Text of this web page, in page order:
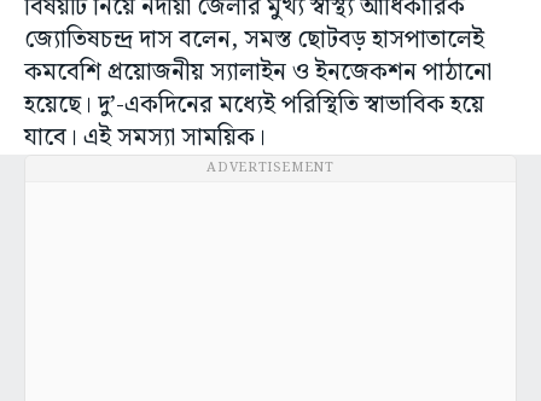
জ্যোতিষচন্দ্র দাস বলেন, সমস্ত ছোটবড় হাসপাতালেই
কমবেশি প্রয়োজনীয় স্যালাইন ও ইনজেকশন পাঠানো
হয়েছে। দু’-একদিনের মধ্যেই পরিস্থিতি স্বাভাবিক হয়ে
যাবে। এই সমস্যা সাময়িক।
ADVERTISEMENT